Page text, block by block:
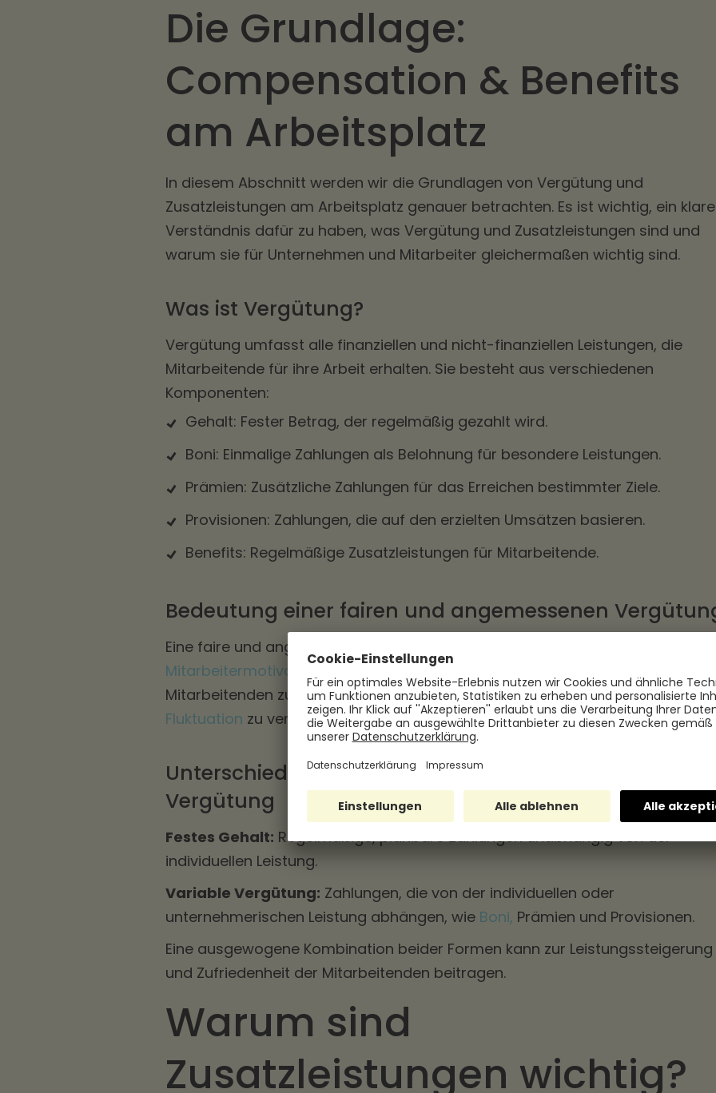
Die Grundlage:
Compensation & Benefits
am Arbeitsplatz
In diesem Abschnitt werden wir die Grundlagen von Vergütung und
Zusatzleistungen am Arbeitsplatz genauer betrachten. Es ist wichtig, ein
Verständnis dafür zu haben, was Vergütung und Zusatzleistungen sind und
warum sie für Unternehmen und Mitarbeiter gleichermaßen wichtig sind.
Was ist Vergütung?
Vergütung umfasst alle finanziellen und nicht-finanziellen Leistungen, die
Mitarbeitende für ihre Arbeit erhalten. Sie besteht aus verschiedenen
Komponenten:
Gehalt: Fester Betrag, der regelmäßig gezahlt wird.
Boni: Einmalige Zahlungen als Belohnung für besondere Leistungen.
Prämien: Zusätzliche Zahlungen für das Erreichen bestimmter Ziele.
Provisionen: Zahlungen, die auf den erzielten Umsätzen basieren.
Benefits: Regelmäßige Zusatzleistungen für Mitarbeitende.
Bedeutung einer fairen und angemessenen
Eine faire und angemessene Vergütung ist entscheidend für die
Mitarbeitermotivation
. Sie trägt dazu bei, die Zufriedenheit der
Mitarbeitenden zu erhöhen, ihre Loyalität zum Unternehmen zu stärken und
Fluktuation zu verringern.
Unterschiede zwischen festem Gehalt und variabler
Vergütung
Festes Gehalt: Regelmäßige, planbare Zahlungen unabhängig von der
individuellen Leistung.
Variable Vergütung: Zahlungen, die von der individuellen oder
unternehmerischen Leistung abhängen, wie Boni, Prämien und Provisionen.
Eine ausgewogene Kombination beider Formen kann zur Leistungssteigerung
und Zufriedenheit der Mitarbeitenden beitragen.
Warum sind
Zusatzleistungen wichtig?